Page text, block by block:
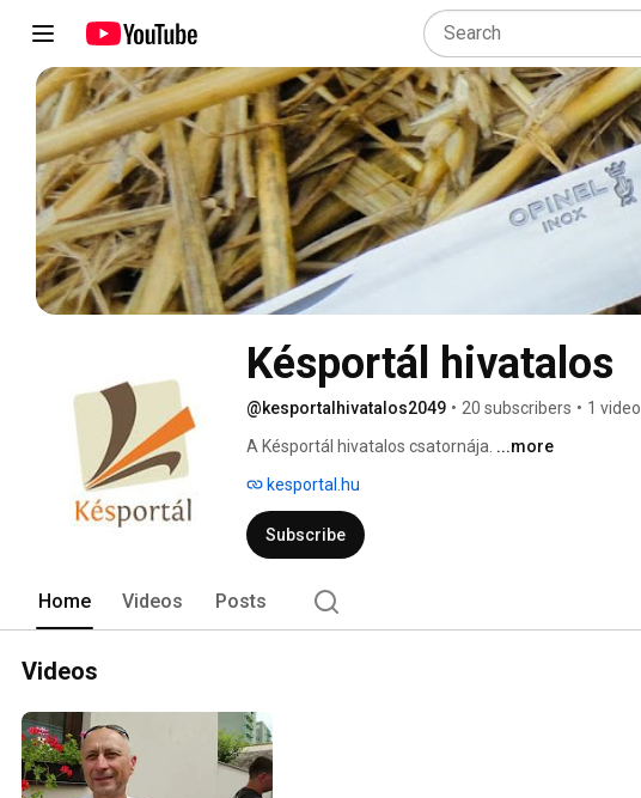
Késportál hivatalos
@kesportalhivatalos2049 • 20 subscribers • 1 video
A Késportál hivatalos csatornája. ...more
kesportal.hu
Subscribe
Home Videos Posts
Videos